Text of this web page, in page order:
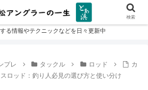
る情報やテクニックなどを日々更新中
プレ タックル ロッド
カ
ロッド：釣り人必見の選び方と使い分け
検索